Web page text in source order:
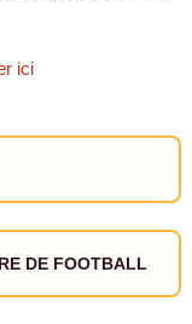
ici
DE FOOTBALL